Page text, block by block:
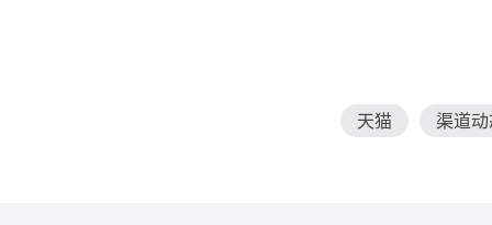
天猫 渠道